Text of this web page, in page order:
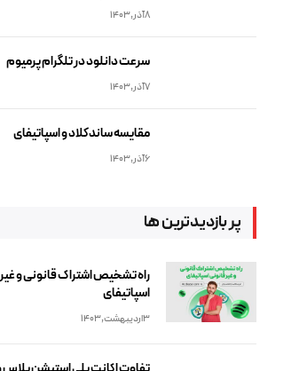
8آذر,1403
سرعت دانلود در تلگرام پرمیوم
7آذر,1403
مقایسه ساندکلاد و اسپاتیفای
6آذر,1403
پر بازدیدترین ها
راه تشخیص اشتراک قانونی و
اسپاتیفای
3اردیبهشت,1403